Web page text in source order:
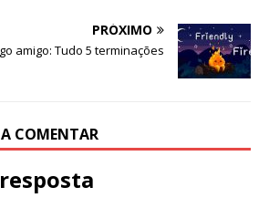
PRÓXIMO
amigo: Tudo 5 terminações
A COMENTAR